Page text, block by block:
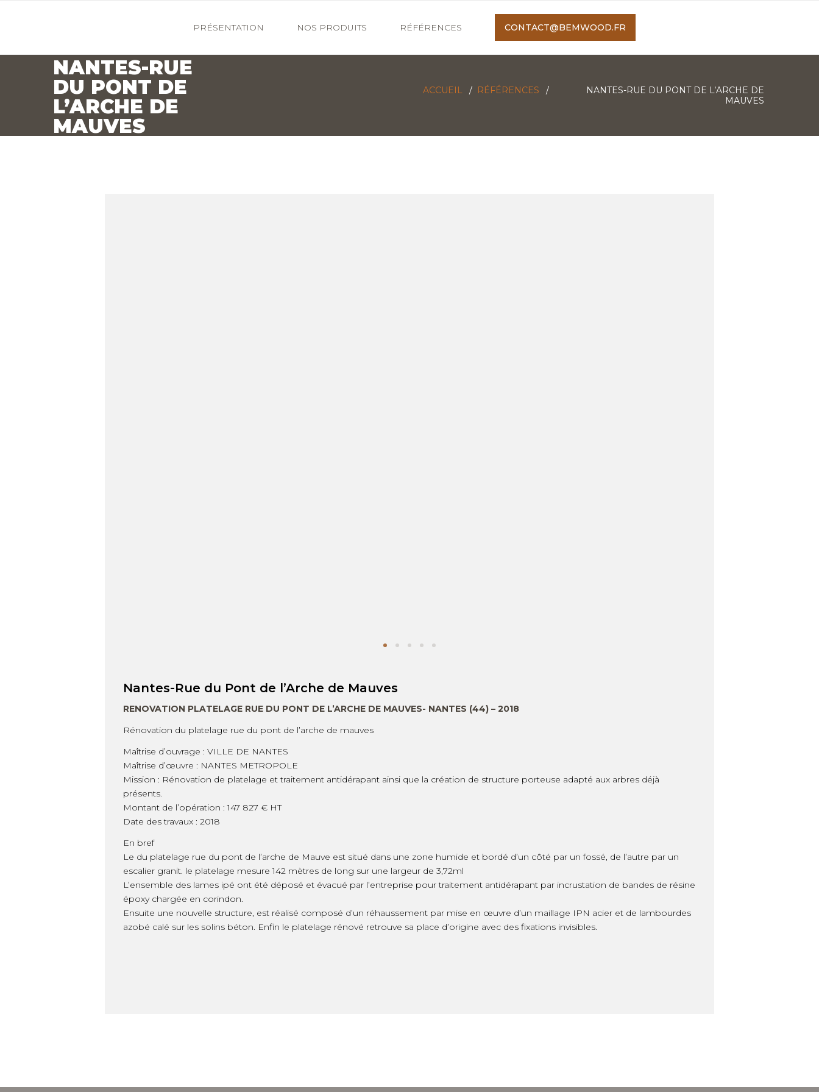
PRÉSENTATION NOS PRODUITS RÉFÉRENCES CONTACT@BEMWOOD.FR
NANTES-RUE
DU PONT DE
L’ARCHE DE
MAUVES
ACCUEIL / RÉFÉRENCES /
NANTES-RUE DU PONT DE L’ARCHE DE
MAUVES
Nantes-Rue du Pont de l’Arche de Mauves
RENOVATION PLATELAGE RUE DU PONT DE L’ARCHE DE MAUVES- NANTES (44) – 2018
Rénovation du platelage rue du pont de l’arche de mauves
Maîtrise d’ouvrage : VILLE DE NANTES
Maîtrise d’œuvre : NANTES METROPOLE
Mission : Rénovation de platelage et traitement antidérapant ainsi que la création de structure porteuse adapté aux arbres déjà
présents.
Montant de l’opération : 147 827 € HT
Date des travaux : 2018
En bref
Le du platelage rue du pont de l’arche de Mauve est situé dans une zone humide et bordé d’un côté par un fossé, de l’autre par un
escalier granit. le platelage mesure 142 mètres de long sur une largeur de 3,72ml
L’ensemble des lames ipé ont été déposé et évacué par l’entreprise pour traitement antidérapant par incrustation de bandes de résine
époxy chargée en corindon.
Ensuite une nouvelle structure, est réalisé composé d’un réhaussement par mise en œuvre d’un maillage IPN acier et de lambourdes
azobé calé sur les solins béton. Enfin le platelage rénové retrouve sa place d’origine avec des fixations invisibles.